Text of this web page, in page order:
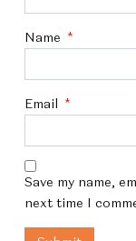
Name *
Email *
Save my name,
next time I